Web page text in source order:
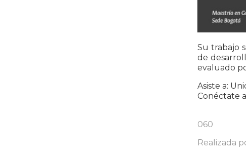
Su trabajo
de
evaluado
Asiste a:
Conéctate
060
Realizada